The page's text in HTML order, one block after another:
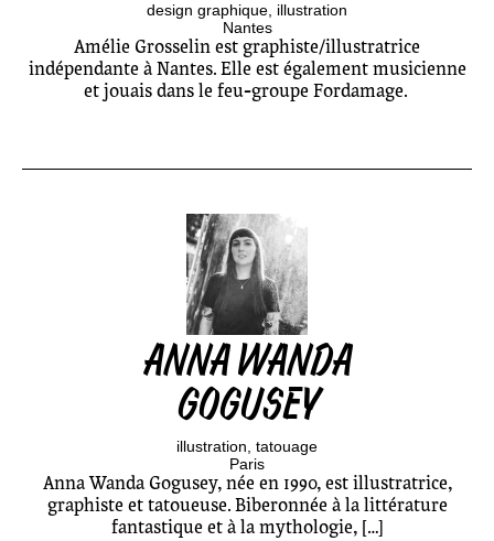
design graphique illustration
Nantes
Amélie Grosselin est graphiste/illustratrice
indépendante à Nantes. Elle est également musicienne
et jouais dans le feu-groupe Fordamage.
ANNA WANDA
GOGUSEY
illustration tatouage
Paris
Anna Wanda Gogusey, née en 1990, est illustratrice,
graphiste et tatoueuse. Biberonnée à la littérature
fantastique et à la mythologie, […]